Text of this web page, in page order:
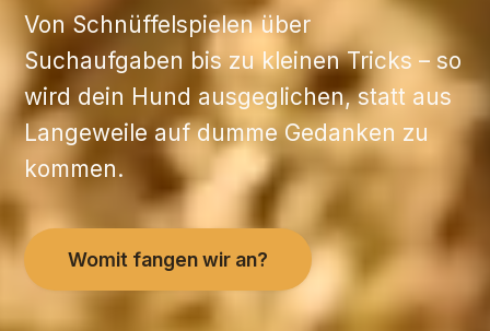
Von Schnüffelspielen über
Suchaufgaben bis zu kleinen Tricks – so
wird dein Hund ausgeglichen, statt aus
Langeweile auf dumme Gedanken zu
kommen.
Womit fangen wir an?